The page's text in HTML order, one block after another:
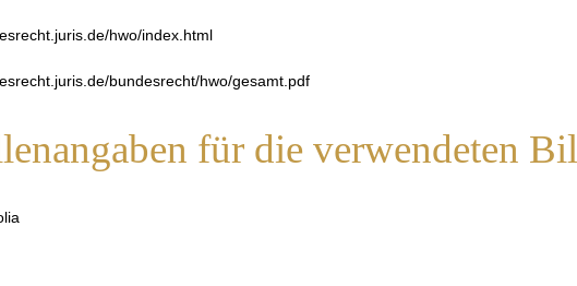
hwo/index.html
bundesrecht/hwo/gesamt.pdf
für die verwendeten